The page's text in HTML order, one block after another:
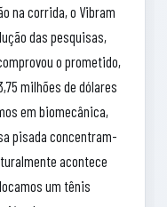
na corrida, o Vibram
das pesquisas,
o prometido,
milhões de dólares
em biomecânica,
pisada concentram-
acontece
um tênis